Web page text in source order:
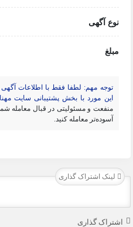
نوع آگهی
مبلغ
توجه مهم: لطفا فقط با اطلاعات
این مورد با بخش پشتیبانی سایت
منفعت و مسئولیتی در قبال معامله
آسوده‌تر معامله کنید.
لینک اشتراک گذاری
اشتراک گذاری